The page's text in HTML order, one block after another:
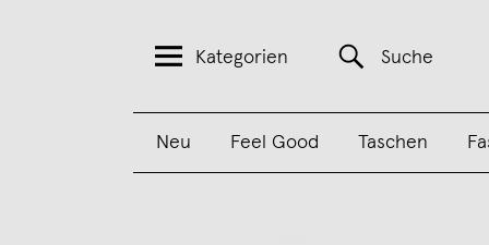
Kategorien Suche
Neu Feel Good Taschen